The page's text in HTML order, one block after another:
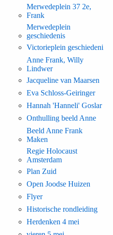
Merwedeplein 37 2e,
Frank
Merwedeplein
geschiedenis
Victorieplein geschiedeni
Anne Frank, Willy
Lindwer
Jacqueline van Maarsen
Eva Schloss-Geiringer
Hannah 'Hanneli' Goslar
Onthulling beeld Anne
Beeld Anne Frank
Maken
Regie Holocaust
Amsterdam
Plan Zuid
Open Joodse Huizen
Flyer
Historische rondleiding
Herdenken 4 mei